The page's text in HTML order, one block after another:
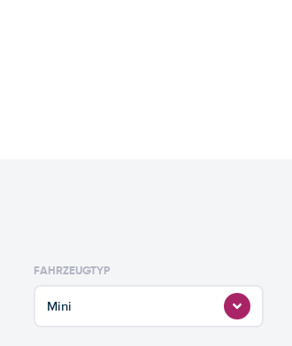
FAHRZEUGTYP
Mini